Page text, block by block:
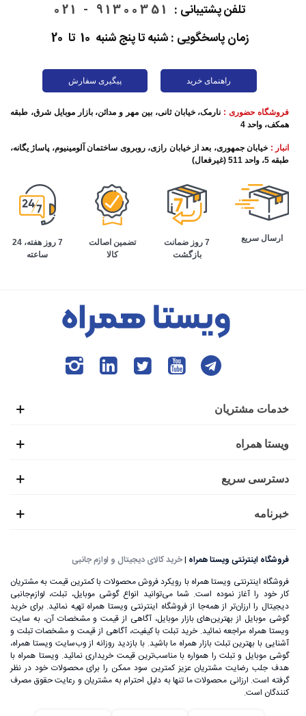
تلفن پشتیبانی : 91300351 - 021
زمان پاسخگویی : شنبه تا پنج شنبه 10 تا 20
راهنمای خرید پیگیری سفارش
فروشگاه حضوری : نارمک، خیابان ثانی، بین مهر و مدائن، بازار موبایل شرق، طبقه
همکف، واحد 4
انبار : خیابان جمهوری، بعد از خیابان رازی، روبروی ساختمان آلومینیوم، پاساژ یگانه،
طبقه 5، واحد 511 (غیرفعال)
ارسال سریع
7 روز ضمانت
بازگشت
تضمین اصالت
کالا
7 روز هفته، 24
ساعته
خدمات مشتریان
ویستا همراه
دسترسی سریع
خبرنامه
فروشگاه اینترنتی ویستا همراه |خرید کالای دیجیتال و لوازم جانبی
فروشگاه اینترنتی ویستا همراه با رویکرد فروش محصولات با کمترین قیمت به مشتریان
کار خود را آغاز نموده است. شما می‌توانید انواع گوشی موبایل، تبلت، لوازم‌جانبی
دیجیتال را ارزان‌تر از همه‌جا از فروشگاه اینترنتی ویستا همراه تهیه نمائید. برای خرید
گوشی موبایل از بهترین‌های بازار موبایل، آگاهی از قیمت و مشخصات آن، به ‌سایت
ویستا همراه مراجعه نمائید. خرید تبلت با کیفیت، آگاهی از قیمت و مشخصات تبلت و
آشنایی با بهترین تبلت بازار همراه ما باشید. با بازدید روزانه از وب‌سایت ویستا همراه،
گوشی موبایل و تبلت را همواره با مناسب‌ترین قیمت خریداری نمائید. ویستا همراه با
هدف جلب رضایت مشتریان عزیز کمترین سود ممکن را برای محصولات خود در نظر
گرفته است. ارزانی محصولات ما تنها به دلیل احترام به مشتریان و رعایت حقوق مصرف
کنندگان است.